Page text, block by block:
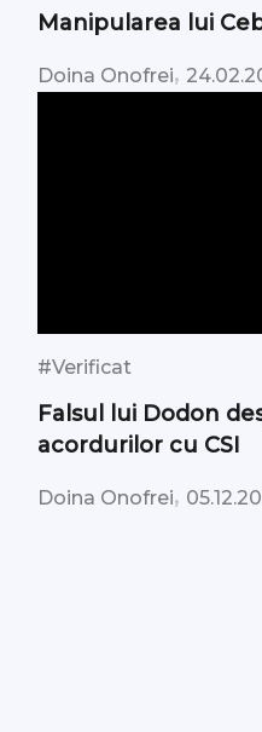
Manipularea lui
Doina Onofrei,
#Verificat
Falsul lui Dodon
acordurilor cu CSI
Doina Onofrei,